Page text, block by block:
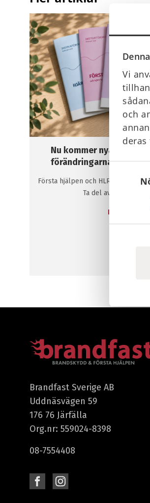
Vi
och
deras
Nu kommer nya HLR
förändringarna du
Första hjälpen och HLR-riktlinjer
Ta del av det
Läs mer
Brandfast Sverige AB
Uddnäsvägen 59
176 76 Järfälla
Org.nr: 559024-8398
08-7554408